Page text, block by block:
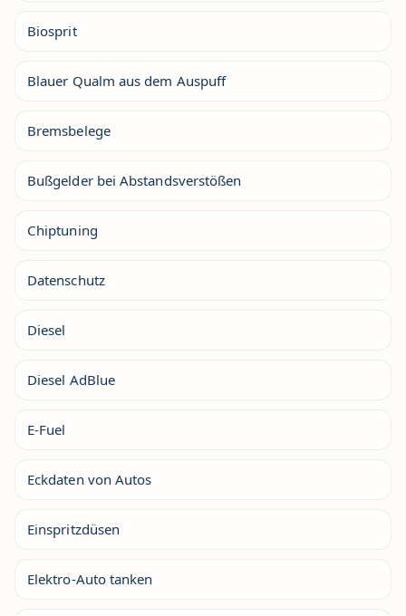
Biosprit
Blauer Qualm aus dem Auspuff
Bremsbelege
Bußgelder bei Abstandsverstößen
Chiptuning
Datenschutz
Diesel
Diesel AdBlue
E-Fuel
Eckdaten von Autos
Einspritzdüsen
Elektro-Auto tanken